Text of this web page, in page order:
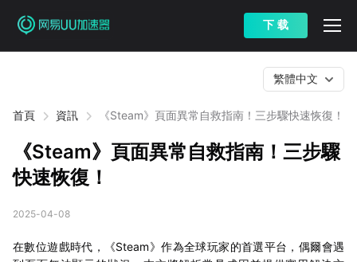
下 载
首頁 資訊 《Steam》頁面異常自救指南！三步驟快速恢復！
繁體中文
《Steam》頁面異常自救指南！三步驟
快速恢復！
2025-04-08
在數位遊戲時代，《Steam》作為全球玩家的首選平台，偶爾會遇